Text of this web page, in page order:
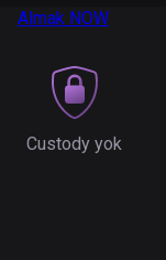
Almak NOW
Custody yok